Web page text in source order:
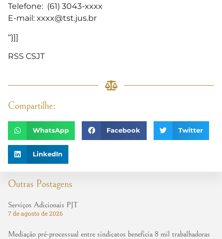
Outras Postagens
Serviços Adicionais PJT
7 de agosto de 2026
Mediação pré-processual entre sindicatos beneficia 8 mil trabalhadoras
Telefone: (61) 3043-xxxx
E-mail: xxxx@tst.jus.br
“}]]
RSS CSJT
Compartilhe:
WhatsApp Facebook Twitter
LinkedIn